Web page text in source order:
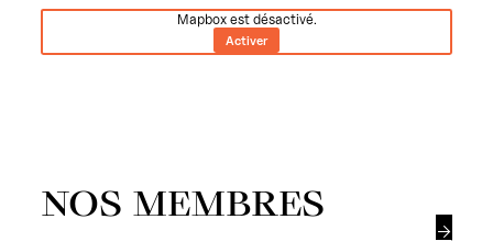
Mapbox est désactivé.
Activer
NOS MEMBRES
